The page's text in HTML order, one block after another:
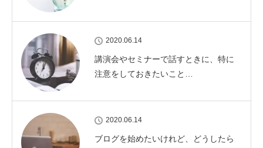
2020.06.14
講演会やセミナーで話すときに、特に
注意をしておきたいこと…
2020.06.14
ブログを始めたいけれど、どうしたら